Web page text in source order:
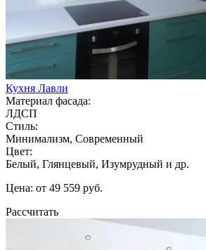
Кухня Лавли
Материал фасада:
ЛДСП
Стиль:
Минимализм, Современный
Цвет:
Белый, Глянцевый, Изумрудный и др.
Цена: от 49 559 руб.
Рассчитать